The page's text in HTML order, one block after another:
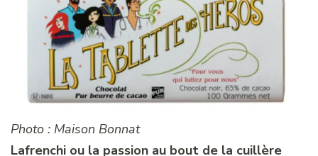
Photo : Maison Bonnat
Lafrenchi ou la passion au bout de la cuillère